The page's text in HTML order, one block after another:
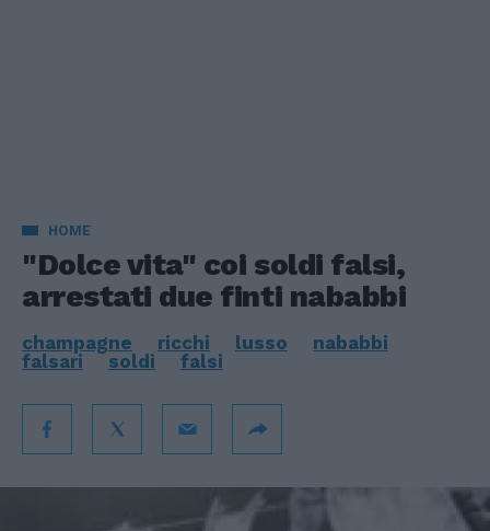
HOME
"Dolce vita" coi soldi falsi,
arrestati due finti nababbi
champagne ricchi lusso
nababbi
falsari
soldi falsi